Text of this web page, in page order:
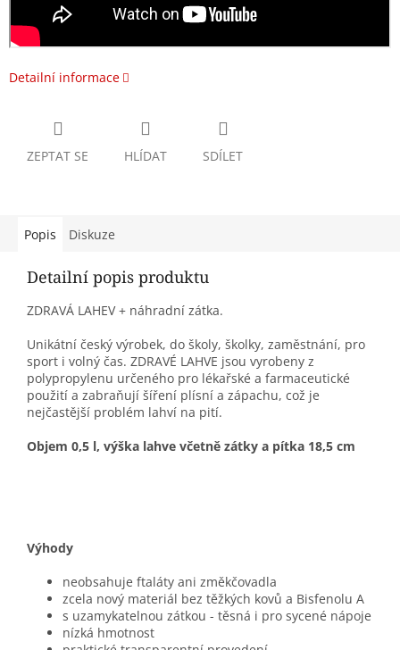
Detailní informace
ZEPTAT SE HLÍDAT SDÍLET
Popis Diskuze
Detailní popis produktu
ZDRAVÁ LAHEV + náhradní zátka.
Unikátní český výrobek, do školy, školky, zaměstnání, pro
sport i volný čas. ZDRAVÉ LAHVE jsou vyrobeny z
polypropylenu určeného pro lékařské a farmaceutické
použití a zabraňují šíření plísní a zápachu, což je
nejčastější problém lahví na pití.
Objem 0,5 l, výška lahve včetně zátky a pítka 18,5 cm
Výhody
neobsahuje ftaláty ani změkčovadla
zcela nový materiál bez těžkých kovů a Bisfenolu A
s uzamykatelnou zátkou - těsná i pro sycené nápoje
nízká hmotnost